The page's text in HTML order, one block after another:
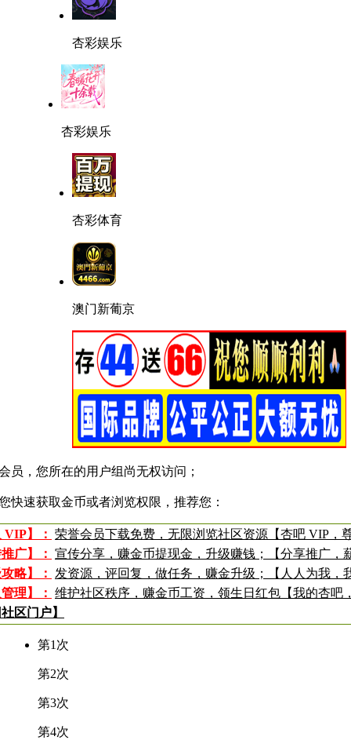
杏彩娱乐
杏彩娱乐
杏彩体育
澳门新葡京
员，您所在的用户组尚无权访问；
快速获取金币或者浏览权限，推荐您：
VIP】： 荣誉会员下载免费，无限浏览社区资源【杏吧 VIP，
广】： 宣传分享，赚金币提现金，升级赚钱；【分享推广，
略】：
发资源，评回复，做任务，赚金升级；【人人为我，
理】： 维护社区秩序，赚金币工资，领生日红包【我的杏吧
区门户】
第1次
第2次
第3次
第4次